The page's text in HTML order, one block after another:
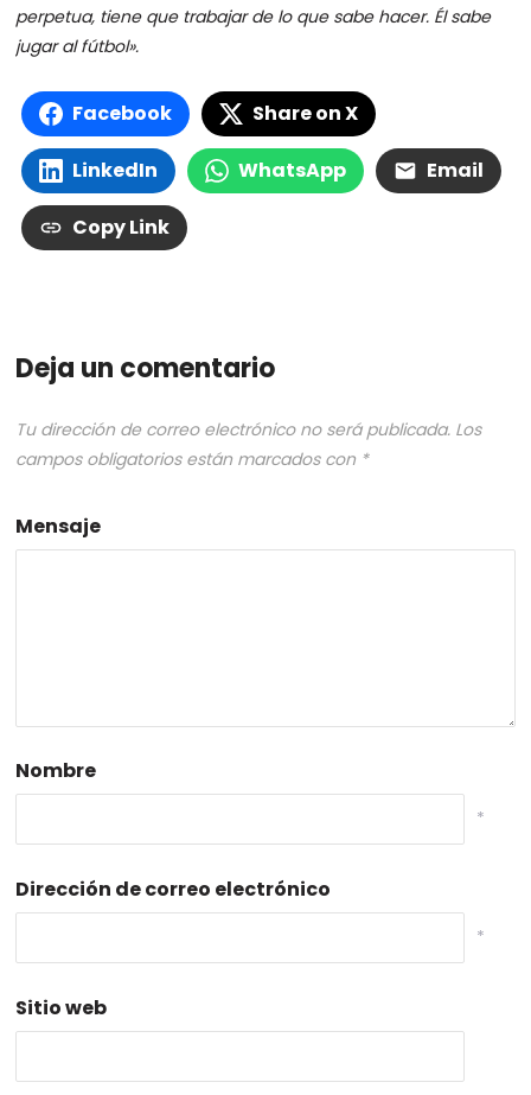
perpetua, tiene que trabajar de lo que sabe hacer. Él sabe
jugar al fútbol».
Facebook Share on X
LinkedIn WhatsApp Email
Copy Link
Deja un comentario
Tu dirección de correo electrónico no será publicada. Los
campos obligatorios están marcados con *
Mensaje
Nombre
*
Dirección de correo electrónico
*
Sitio web